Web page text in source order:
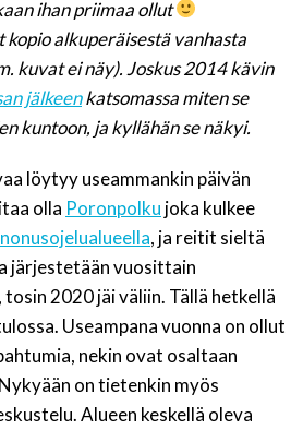
ihan priimaa ollut
kopio alkuperäisestä vanhasta
kuvat ei näy). Joskus 2014 kävin
jälkeenkatsomassa miten se
kuntoon, ja kyllähän se näkyi.
löytyy useammankin päivän
olla Poronpolku joka kulkee
, ja reitit sieltä
järjestetään vuosittain
, tosin 2020 jäi väliin. Tällä hetkellä
Useampana vuonna on ollut
nekin ovat osaltaan
on tietenkin myös
Alueen keskellä oleva